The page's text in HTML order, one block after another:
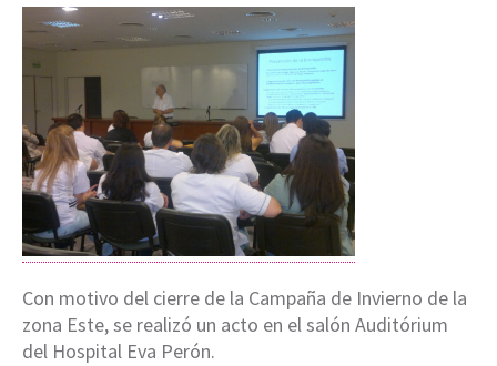
Con motivo del cierre de la Campaña de Invierno de la
zona Este, se realizó un acto en el salón Auditórium
del Hospital Eva Perón.